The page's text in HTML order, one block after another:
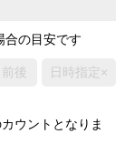
の目安です
後 日時指定×
ウントとなりま